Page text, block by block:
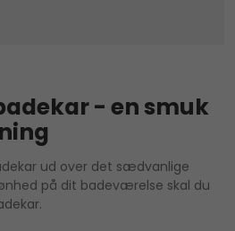
- en smuk
ud over det sædvanlige
på dit badeværelse skal du